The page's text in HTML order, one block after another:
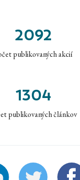
2092
publikovaných akcií
1304
publikovaných článkov